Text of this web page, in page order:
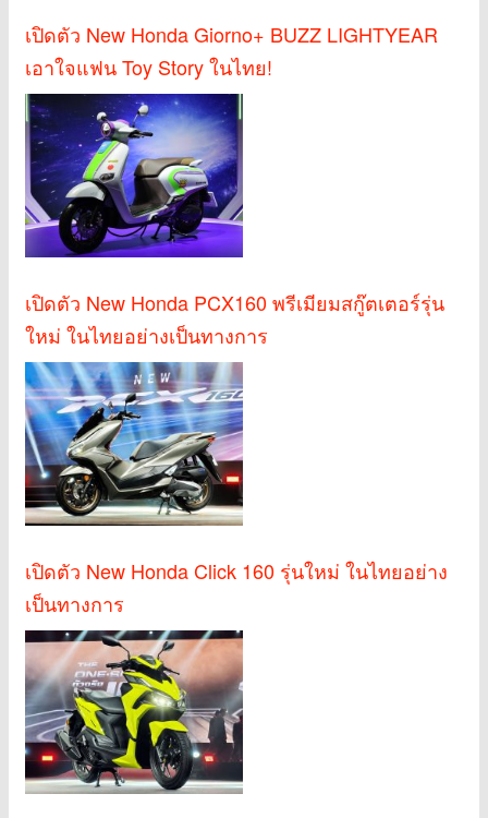
เปิดตัว New Honda Giorno+ BUZZ LIGHTYEAR
เอาใจแฟน Toy Story ในไทย!
เปิดตัว New Honda PCX160 พรีเมียมสกู๊ตเตอร์รุ่น
ใหม่ ในไทยอย่างเป็นทางการ
เปิดตัว New Honda Click 160 รุ่นใหม่ ในไทยอย่าง
เป็นทางการ